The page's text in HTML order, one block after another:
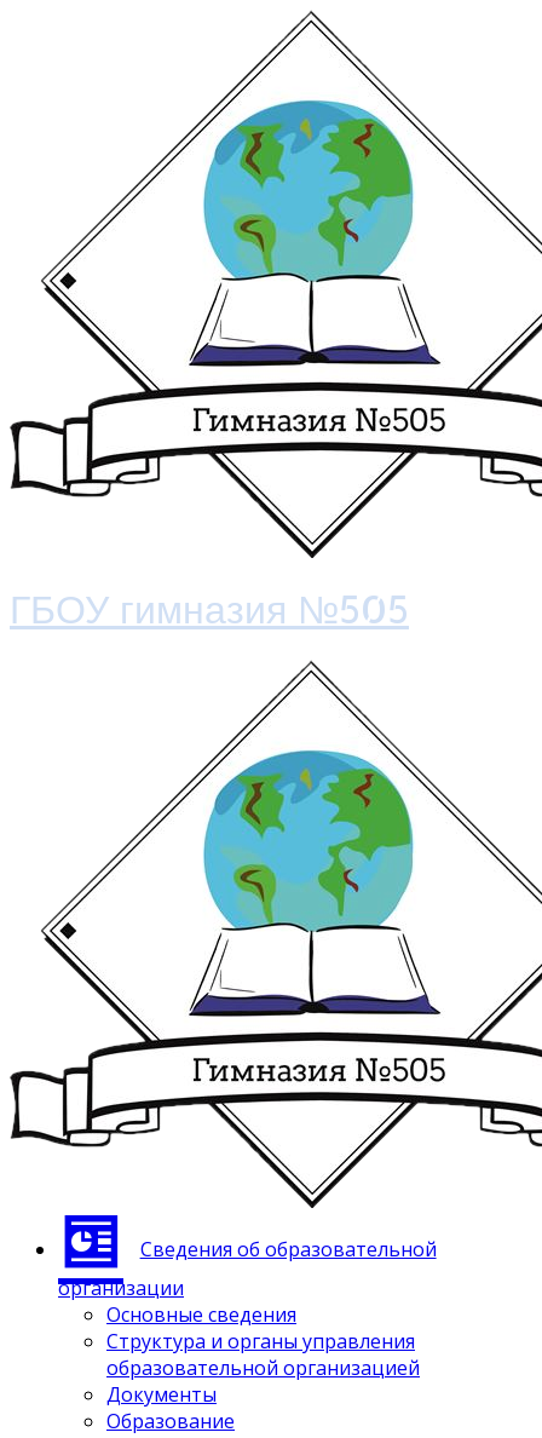
ГБОУ гимназия №505
Сведения об образовательной
организации
Основные сведения
Структура и органы управления
образовательной организацией
Документы
Образование